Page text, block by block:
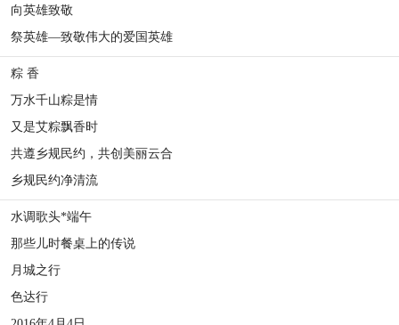
向英雄致敬
祭英雄—致敬伟大的爱国英雄
粽 香
万水千山粽是情
又是艾粽飘香时
共遵乡规民约，共创美丽云合
乡规民约净清流
水调歌头*端午
那些儿时餐桌上的传说
月城之行
色达行